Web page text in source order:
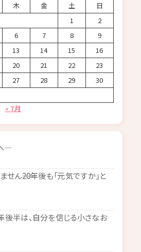
木 金 土
日
1
2
6 7 8
9
13 14 15
16
20 21 22
23
27 28 29
30
« 7月
―
ん――20年後も「元気ですか」と
後半は、自分を信じる小さなお